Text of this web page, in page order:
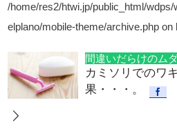
/home/res2/htwi.jp/public_html/
elplano/mobile-theme/archive.php on
間違いだらけのム
カミソリでのワ
果・・・。